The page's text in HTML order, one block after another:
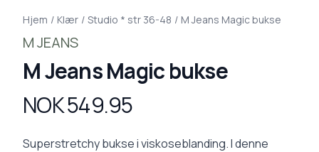
Hjem / Klær / Studio * str 36-48 / M Jeans Magic bukse
M JEANS
M Jeans Magic bukse
Produktdetaljer
NOK 549.95
Description
Superstretchy bukse i viskoseblanding. I denne